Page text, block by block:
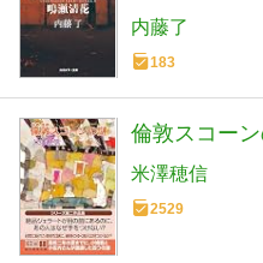
内藤了
183
倫敦スコー
米澤穂信
2529